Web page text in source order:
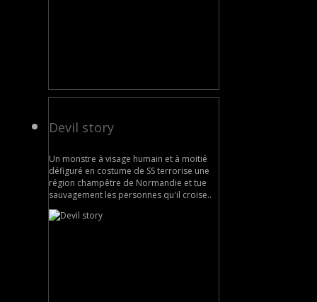
Devil story
Un monstre à visage humain et à moitié
défiguré en costume de SS terrorise une
région champêtre de Normandie et tue
sauvagement les personnes qu'il croise..